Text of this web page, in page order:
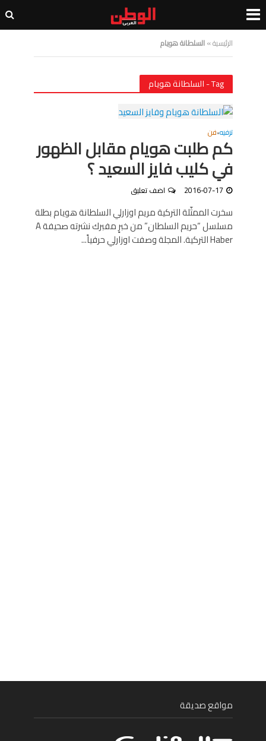
الرئيسية»السلطانة هويام
Tag - السلطانة هويام
ترفيه•فن
كم طلبت هويام مقابل الظهور
في كليب فايز السعيد ؟
2016-07-17 اضف تعليق
سخرت الممثّلة التركية مريم اوزارلي السلطانة هويام بطلة
مسلسل “حريم السلطان” من خبرٍ مفبرك نشرته صحيفة A
Haber التركية. المجلة وصفت اوزارلي حرفياً...
مواقع صديقة